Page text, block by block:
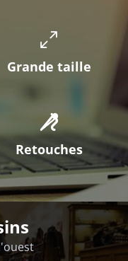
Grande taille
Retouches